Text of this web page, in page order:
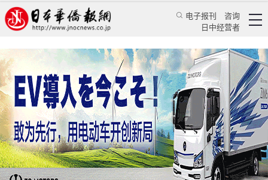
电子报刊
咨询
日中经营者
直葬的日本人熬黄了多少殡葬公司
王亚囡 日本新闻 社会观察
日本华侨报 2023/1/6 13:49:10